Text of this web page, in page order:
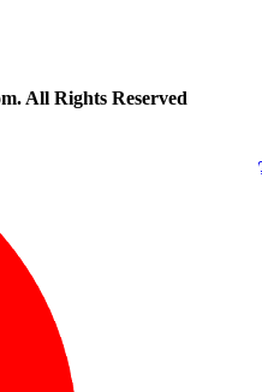
All Rights Reserved
(8h00 - 21h30)
(8h00 -